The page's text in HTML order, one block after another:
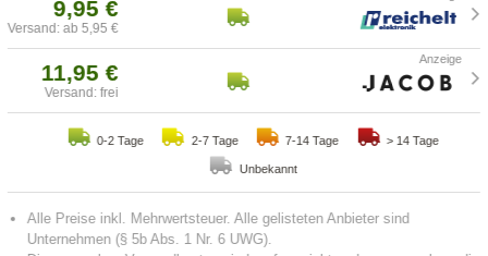
9,95 €
Versand: ab 5,95 €
11,95 €
Versand: frei
0-2 Tage 2-7 Tage 7-14 Tage > 14 Tage
Unbekannt